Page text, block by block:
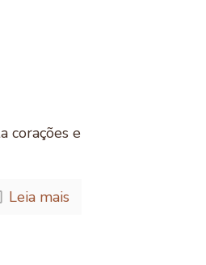
corações e
Leia mais